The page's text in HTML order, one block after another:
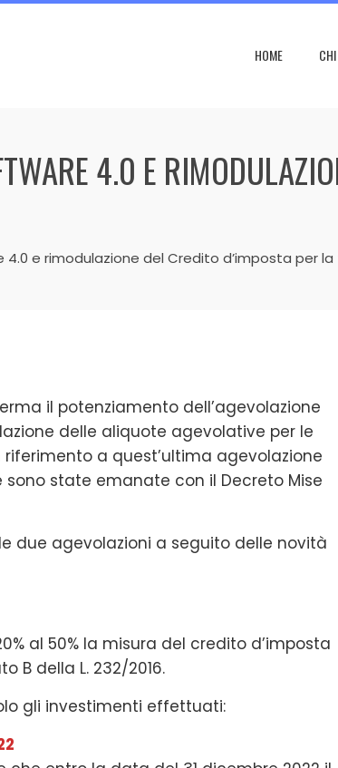
HOME
4.0 E
e rimodulazione del Credito d’imposta per la
il potenziamento dell’agevolazione
delle aliquote agevolative per le
a quest’ultima agevolazione
state emanate con il Decreto Mise
due agevolazioni a seguito delle novità
al 50% la misura del credito d’imposta
B della L. 232/2016.
gli investimenti effettuati: